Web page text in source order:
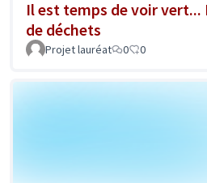
Il est temps de voir
de déchets
Projet lauréat 0 0